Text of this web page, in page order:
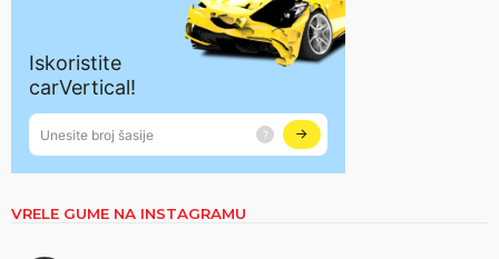
VRELE GUME NA INSTAGRAMU